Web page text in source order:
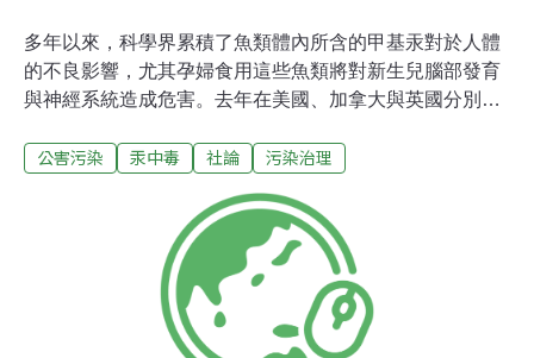
多年以來，科學界累積了魚類體內所含的甲基汞對於人體
的不良影響，尤其孕婦食用這些魚類將對新生兒腦部發育
與神經系統造成危害。去年在美國、加拿大與英國分別由
基汞，並且告知民眾這項訊息。上個月加州總檢察官Bill
類體內汞含量偏高的數據，因此檢察官援引1986年一道加
州法令，要求若消費者有暴露於致癌物質或有機毒素的可
能性時，業者必須提供清楚且合理的警告。環保團體的訴
求是要明確告知並提醒民眾，食用某些魚類存有汞中毒的
危險，希望能降低民眾對這些魚類的食用量。 目前五家超
公害污染 汞中毒 社論 污染治理